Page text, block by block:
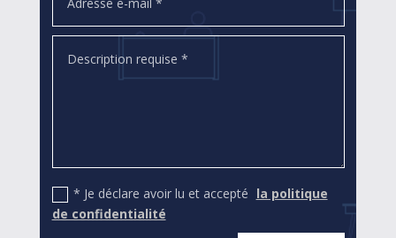
* Je déclare avoir lu et accepté la politique
de confidentialité